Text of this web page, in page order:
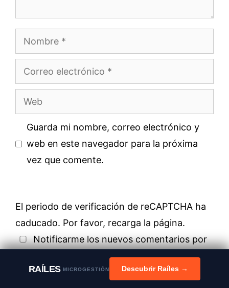
Nombre
Correo
electrónico
Web
Guarda mi nombre, correo electrónico y
web en este navegador para la próxima
vez que comente.
El periodo de verificación de reCAPTCHA ha
caducado. Por favor, recarga la página.
Notificarme los nuevos comentarios por
correo electrónico. También puedes
suscribirtesin comentar.
RAÍLESMICROGESTIÓN Descubrir Raíles →